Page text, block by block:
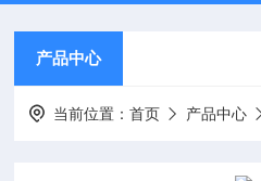
产品中心
当前位置：首页 产品中心